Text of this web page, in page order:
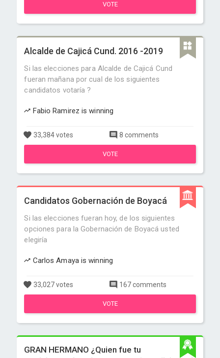
VOTE
Alcalde de Cajicá Cund. 2016 -2019
Si las elecciones para Alcalde de Cajicá Cund
fueran mañana por cual de los siguientes
candidatos votaría ?
Fabio Ramirez is winning
33,384 votes 8 comments
VOTE
Candidatos Gobernación de Boyacá
Si las elecciones fueran hoy, de los siguientes
opciones para la Gobernación de Boyacá usted
elegiría
Carlos Amaya is winning
33,027 votes 167 comments
VOTE
GRAN HERMANO ¿Quien fue tu